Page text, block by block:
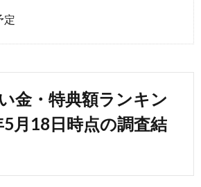
定
金・特典額ランキン
月18日時点の調査結